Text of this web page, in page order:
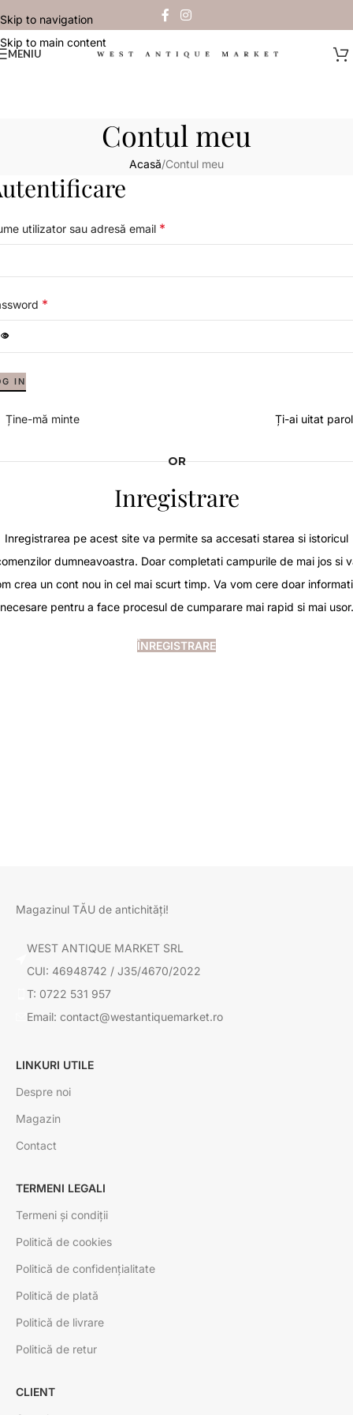
Skip to navigation
Skip to main content
MENIU
Contul meu
Acasă Contul meu
utilizator sau adresă email *
*
IN
Ți-ai uitat
Ține-mă minte
OR
Inregistrare
Inregistrarea pe acest site va permite sa accesati starea si istoricul
dumneavoastra. Doar completati campurile de mai jos si
crea un cont nou in cel mai scurt timp. Va vom cere doar
necesare pentru a face procesul de cumparare mai rapid si mai usor.
ÎNREGISTRARE
Magazinul TĂU de antichități!
WEST ANTIQUE MARKET SRL
CUI: 46948742 / J35/4670/2022
T: 0722 531 957
Email: contact@westantiquemarket.ro
LINKURI UTILE
Despre noi
Magazin
Contact
TERMENI LEGALI
Termeni și condiții
Politică de cookies
Politică de confidențialitate
Politică de plată
Politică de livrare
Politică de retur
CLIENT